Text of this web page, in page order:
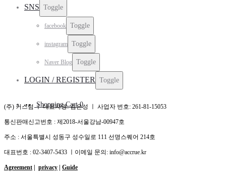
SNS Toggle
facebook Toggle
instagram Toggle
Naver Blog Toggle
LOGIN / REGISTER Toggle
Shopping Cart 0
(주) 커스텀 ㅣ 대표자명: 김은성 ㅣ 사업자 번호: 261-81-15053
통신판매신고번호 : 제2018-서울강남-00947호
주소 : 서울특별시 성동구 성수일로 111 선명스퀘어 214호
대표번호 : 02-3407-5433 ㅣ이메일 문의: info@accrue.kr
Agreement privacy Guide